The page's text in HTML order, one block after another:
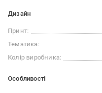
Дизайн
Принт:
Тематика:
Колір виробника:
Особливості